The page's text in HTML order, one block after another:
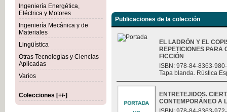
Ingeniería Energética,
Eléctrica y Motores
Ingeniería Mecánica y de
Materiales
Lingüística
Otras Tecnologías y Ciencias
Aplicadas
Varios
Colecciones [+/-]
Publicaciones de la colección
EL LADRÓN Y EL
REPETICIONES
FICCIÓN
ISBN: 978-84-8363-
Tapa blanda. Rústica
ENTRETEJIDOS.
CONTEMPORÁNEO A